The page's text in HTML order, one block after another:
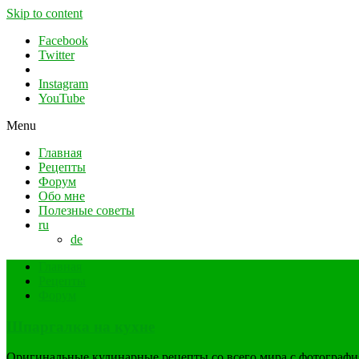
Skip to content
Facebook
Twitter
Instagram
YouTube
Menu
Главная
Рецепты
Форум
Обо мне
Полезные советы
ru
de